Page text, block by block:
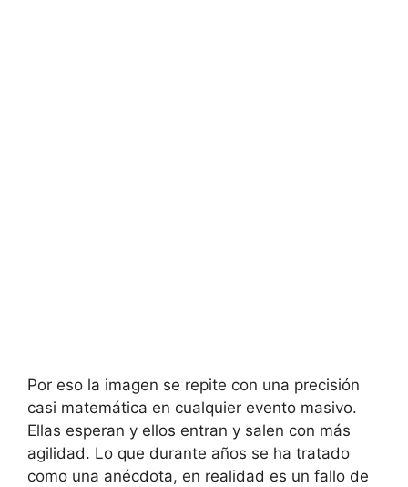
Por eso la imagen se repite con una precisión
casi matemática en cualquier evento masivo.
Ellas esperan y ellos entran y salen con más
agilidad. Lo que durante años se ha tratado
como una anécdota, en realidad es un fallo de